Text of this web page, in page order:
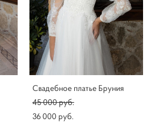
Свадебное платье Бруния
45 000 pуб.
36 000 pуб.